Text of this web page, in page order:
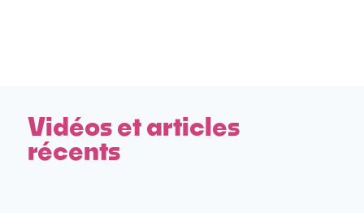
Vidéos et articles
récents